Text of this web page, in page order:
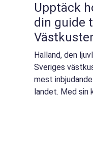
Upptäck
din guide
Halland, den
Sveriges
mest
landet. Med sin